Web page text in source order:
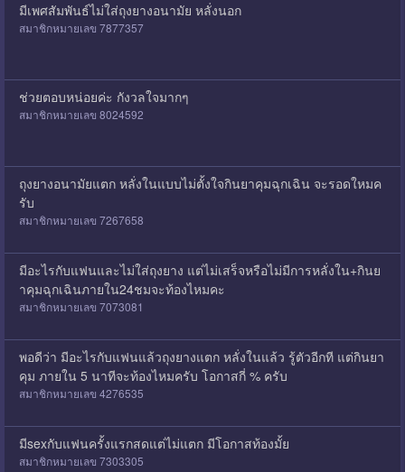
มีเพศสัมพันธ์ไม่ใส่ถุงยางอนามัย หลั่งนอก
สมาชิกหมายเลข 7877357
ช่วยตอบหน่อยค่ะ กังวลใจมากๆ
สมาชิกหมายเลข 8024592
ถุงยางอนามัยแตก หลั่งในแบบไม่ตั้งใจกินยาคุมฉุกเฉิน จะรอดใหมค
รับ
สมาชิกหมายเลข 7267658
มีอะไรกับแฟนและไม่ใส่ถุงยาง แต่ไม่เสร็จหรือไม่มีการหลั่งใน+กินย
าคุมฉุกเฉินภายใน24ชมจะท้องไหมคะ
สมาชิกหมายเลข 7073081
พอดีว่า มีอะไรกับแฟนแล้วถุงยางแตก หลั่งในแล้ว รู้ตัวอีกที แต่กินยา
คุม ภายใน 5 นาทีจะท้องไหมครับ โอกาสกี่ % ครับ
สมาชิกหมายเลข 4276535
มีsexกับแฟนครั้งแรกสดแต่ไม่แตก มีโอกาสท้องมั้ย
สมาชิกหมายเลข 7303305